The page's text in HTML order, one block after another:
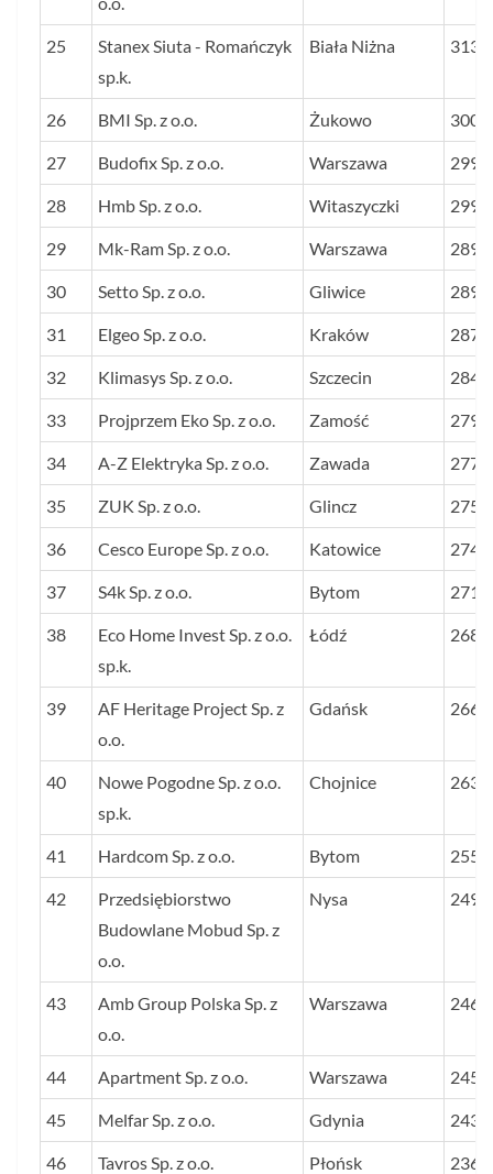
25
Stanex Siuta - Romańczyk
sp.k.
Biała Niżna 3136
26 BMI Sp. z o.o. Żukowo 3003
27 Budofix Sp. z o.o. Warszawa 2998
28 Hmb Sp. z o.o. Witaszyczki 2991
29 Mk-Ram Sp. z o.o. Warszawa 2895
30 Setto Sp. z o.o. Gliwice 2893
31 Elgeo Sp. z o.o. Kraków 2878
32 Klimasys Sp. z o.o. Szczecin 2843
33 Projprzem Eko Sp. z o.o. Zamość 2798
34 A-Z Elektryka Sp. z o.o. Zawada 2771
35 ZUK Sp. z o.o. Glincz 2754
36 Cesco Europe Sp. z o.o. Katowice 2749
37 S4k Sp. z o.o. Bytom 2712
38
Eco Home Invest Sp. z o.o.
sp.k.
Łódź 2686
39
AF Heritage Project Sp. z
o.o.
Gdańsk 2661
40
Nowe Pogodne Sp. z o.o.
sp.k.
Chojnice 2633
41 Hardcom Sp. z o.o. Bytom 2552
42
Przedsiębiorstwo
Budowlane Mobud Sp. z
o.o.
Nysa 2498
43
Amb Group Polska Sp. z
o.o.
Warszawa 2468
44 Apartment Sp. z o.o. Warszawa 2459
45 Melfar Sp. z o.o. Gdynia 2435
46 Tavros Sp. z o.o. Płońsk 2367